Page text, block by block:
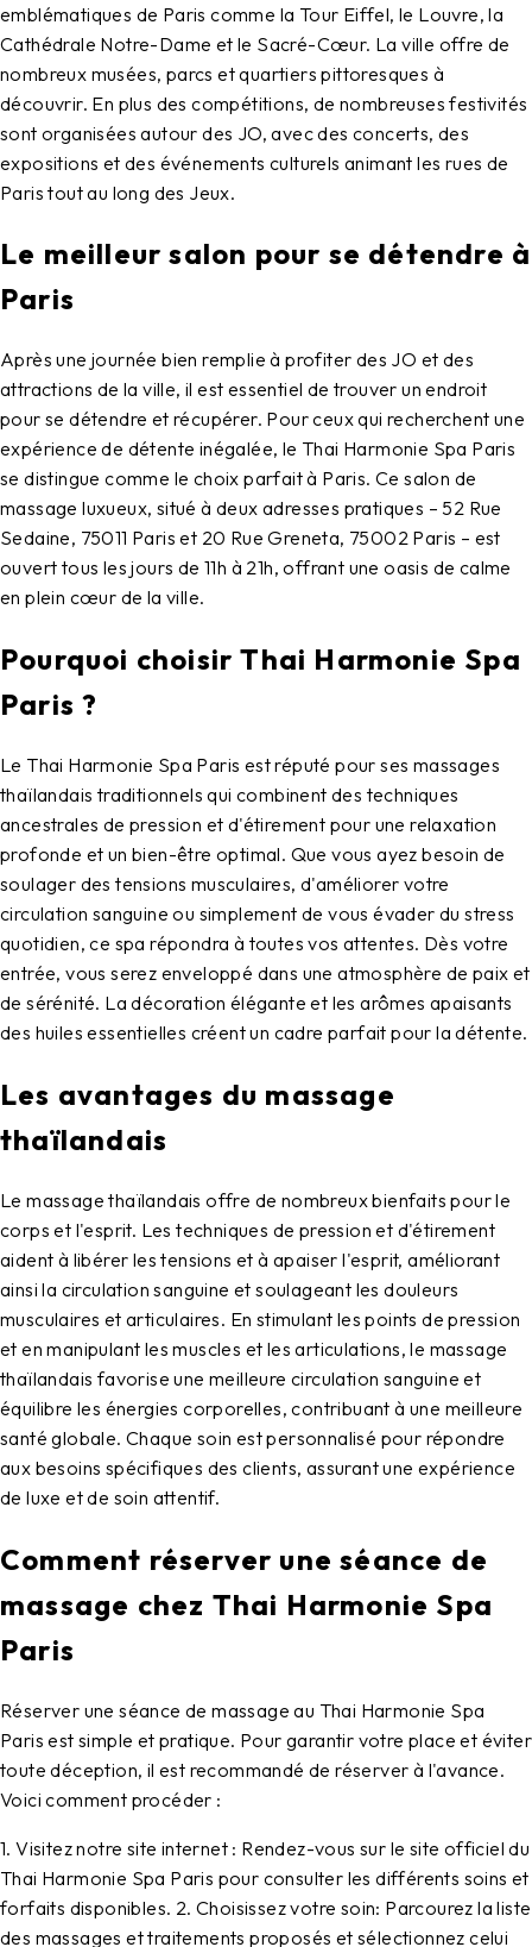
emblématiques de Paris comme la Tour Eiffel, le Louvre, la
Cathédrale Notre-Dame et le Sacré-Cœur. La ville offre de
nombreux musées, parcs et quartiers pittoresques à
découvrir. En plus des compétitions, de nombreuses festivités
sont organisées autour des JO, avec des concerts, des
expositions et des événements culturels animant les rues de
Paris tout au long des Jeux.
Le meilleur salon pour se détendre à
Paris
Après une journée bien remplie à profiter des JO et des
attractions de la ville, il est essentiel de trouver un endroit
pour se détendre et récupérer. Pour ceux qui recherchent une
expérience de détente inégalée, le Thai Harmonie Spa Paris
se distingue comme le choix parfait à Paris. Ce salon de
massage luxueux, situé à deux adresses pratiques – 52 Rue
Sedaine, 75011 Paris et 20 Rue Greneta, 75002 Paris – est
ouvert tous les jours de 11h à 21h, offrant une oasis de calme
en plein cœur de la ville.
Pourquoi choisir Thai Harmonie Spa
Paris ?
Le Thai Harmonie Spa Paris est réputé pour ses massages
thaïlandais traditionnels qui combinent des techniques
ancestrales de pression et d'étirement pour une relaxation
profonde et un bien-être optimal. Que vous ayez besoin de
soulager des tensions musculaires, d'améliorer votre
circulation sanguine ou simplement de vous évader du stress
quotidien, ce spa répondra à toutes vos attentes. Dès votre
entrée, vous serez enveloppé dans une atmosphère de paix et
de sérénité. La décoration élégante et les arômes apaisants
des huiles essentielles créent un cadre parfait pour la détente.
Les avantages du massage
thaïlandais
Le massage thaïlandais offre de nombreux bienfaits pour le
corps et l'esprit. Les techniques de pression et d'étirement
aident à libérer les tensions et à apaiser l'esprit, améliorant
ainsi la circulation sanguine et soulageant les douleurs
musculaires et articulaires. En stimulant les points de pression
et en manipulant les muscles et les articulations, le massage
thaïlandais favorise une meilleure circulation sanguine et
équilibre les énergies corporelles, contribuant à une meilleure
santé globale. Chaque soin est personnalisé pour répondre
aux besoins spécifiques des clients, assurant une expérience
de luxe et de soin attentif.
Comment réserver une séance de
massage chez Thai Harmonie Spa
Paris
Réserver une séance de massage au Thai Harmonie Spa
Paris est simple et pratique. Pour garantir votre place et éviter
toute déception, il est recommandé de réserver à l'avance.
Voici comment procéder :
1. Visitez notre site internet : Rendez-vous sur le site officiel du
Thai Harmonie Spa Paris pour consulter les différents soins et
forfaits disponibles. 2. Choisissez votre soin: Parcourez la liste
des massages et traitements proposés et sélectionnez celui